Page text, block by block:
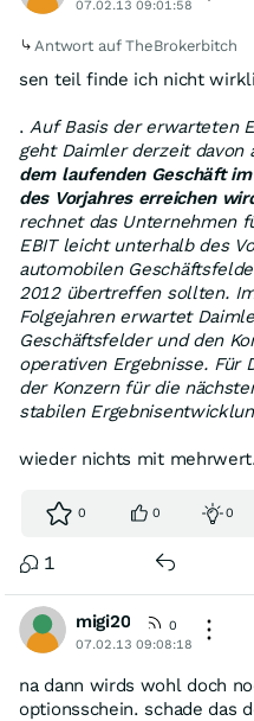
07.02.13 09:01:58
Antwort auf TheBrokerbitch
sen teil finde ich nicht
.Auf Basis der erwarteten
geht Daimler derzeit davon
dem laufenden Geschäft
des Vorjahres erreichen
rechnet das Unternehmen
EBIT leicht unterhalb des
automobilen
2012 übertreffen sollten.
Folgejahren erwartet
Geschäftsfelder und den
operativen Ergebnisse. Für
der Konzern für die
stabilen
wieder nichts mit
0 0 0
1
migi20
0
07.02.13 09:08:18
na dann wirds wohl doch
optionsschein. schade das